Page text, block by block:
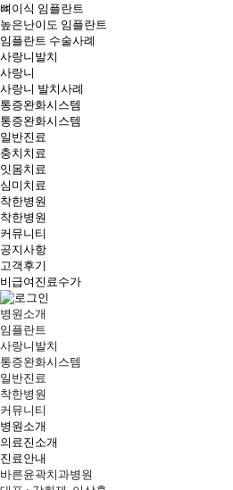
뼈이식 임플란트
높은난이도 임플란트
임플란트 수술사례
사랑니발치
사랑니
사랑니 발치사례
통증완화시스템
통증완화시스템
일반진료
충치치료
잇몸치료
심미치료
착한병원
착한병원
커뮤니티
공지사항
고객후기
비급여진료수가
병원소개
임플란트
사랑니발치
통증완화시스템
일반진료
착한병원
커뮤니티
병원소개
의료진소개
진료안내
바른윤곽치과병원